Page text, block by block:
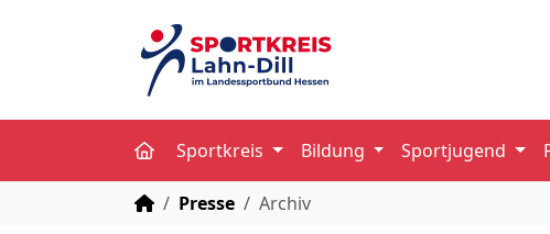
Sportkreis Bildung Sportjugend
STARTSEITE
Presse Archiv